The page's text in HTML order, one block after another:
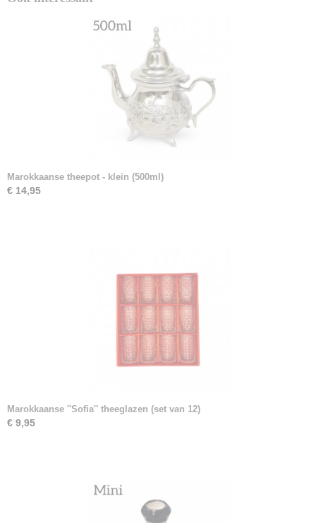
Marokkaanse theepot - klein (500ml)
€ 14,95
Marokkaanse ''Sofia'' theeglazen (set van 12)
€ 9,95